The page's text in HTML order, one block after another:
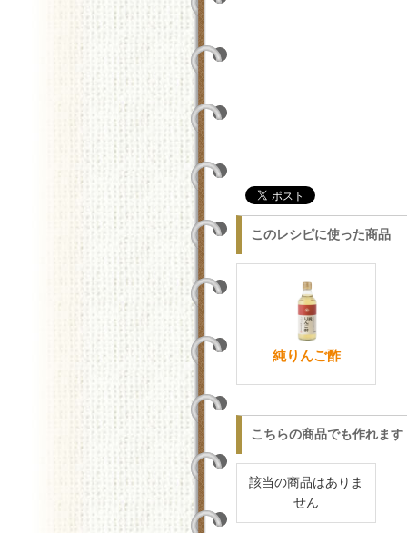
このレシピに使った商品
純りんご酢
こちらの商品でも作れます
該当の商品はありま
せん